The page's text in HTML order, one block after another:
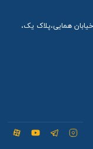
همایی،پلاک یک،